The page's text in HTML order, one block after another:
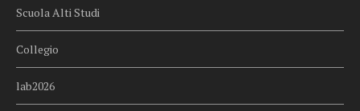
Scuola Alti Studi
Collegio
lab2026